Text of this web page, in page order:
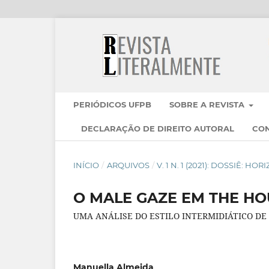
PERIÓDICOS UFPB SOBRE A REVISTA
DECLARAÇÃO DE DIREITO AUTORAL
INÍCIO / ARQUIVOS / V. 1 N. 1 (2021): DOSSIÊ:
O MALE GAZE EM THE
UMA ANÁLISE DO ESTILO INTERMIDIÁTICO DE